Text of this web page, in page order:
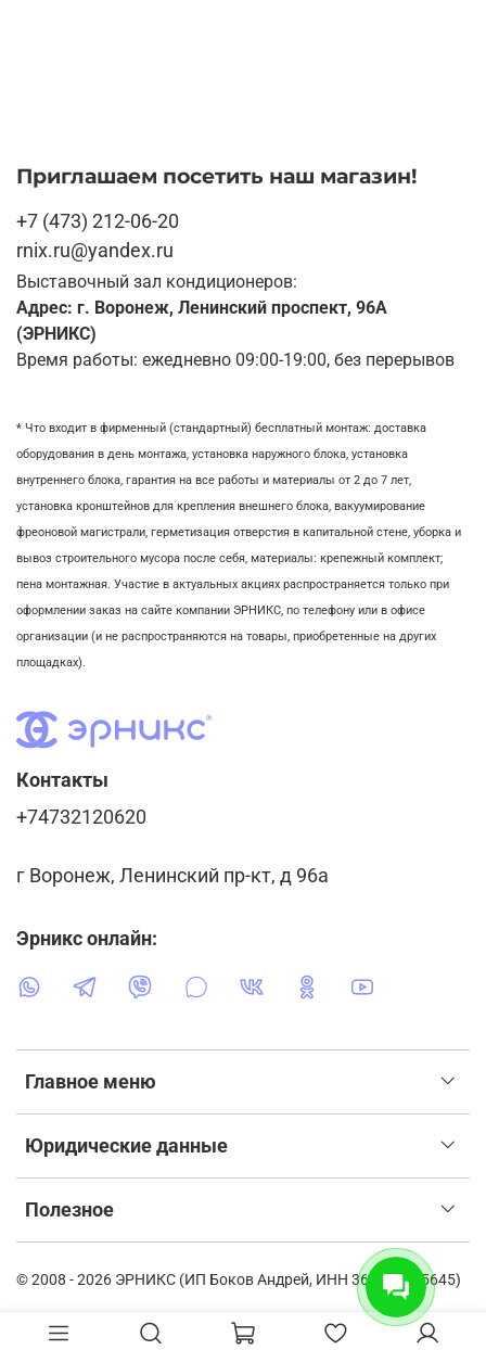
Приглашаем посетить наш магазин!
+7 (473) 212-06-20
rnix.ru@yandex.ru
Выставочный зал кондиционеров:
Адрес: г. Воронеж, Ленинский проспект, 96А
(ЭРНИКС)
Время работы: ежедневно 09:00-19:00, без перерывов
* Что входит в фирменный (стандартный) бесплатный монтаж: доставка
оборудования в день монтажа, установка наружного блока, установка
внутреннего блока, гарантия на все работы и материалы от 2 до 7 лет,
установка кронштейнов для крепления внешнего блока, вакуумирование
фреоновой магистрали, герметизация отверстия в капитальной стене, уборка и
вывоз строительного мусора после себя, материалы: крепежный комплект;
пена монтажная. Участие в актуальных акциях распространяется только при
оформлении заказ на сайте компании ЭРНИКС, по телефону или в офисе
организации (и не распространяются на товары, приобретенные на других
площадках).
Главное меню
Юридические данные
Полезное
Контакты
+74732120620
г Воронеж, Ленинский пр-кт, д 96а
Эрникс онлайн:
© 2008 - 2026 ЭРНИКС (ИП Боков Андрей, ИНН 366115835645)